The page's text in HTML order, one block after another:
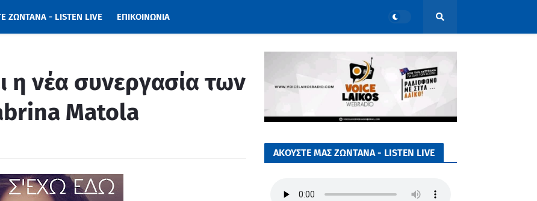
ΖΩΝΤΑΝΑ - LISTEN LIVE ΕΠΙΚΟΙΝΩΝΙΑ
η νέα συνεργασία των
Matola
ΑΚΟΥΣΤΕ ΜΑΣ ΖΩΝΤΑΝΑ - LISTEN LIVE